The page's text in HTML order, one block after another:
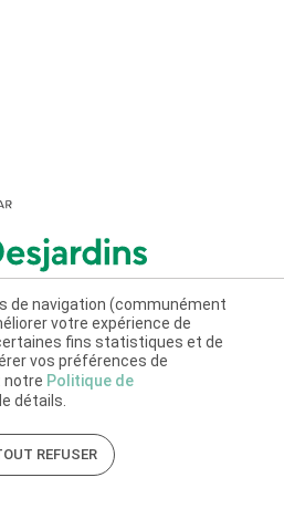
de navigation (communément
votre expérience de
fins statistiques et de
vos préférences de
notre Politique de
détails.
REFUSER